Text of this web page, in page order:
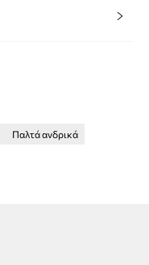
Παλτά ανδρικά